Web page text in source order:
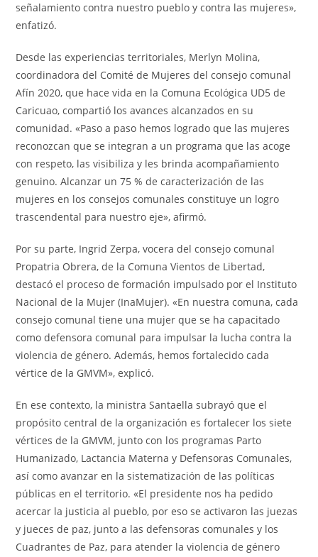
señalamiento contra nuestro pueblo y contra las mujeres»,
enfatizó.
Desde las experiencias territoriales, Merlyn Molina,
coordinadora del Comité de Mujeres del consejo comunal
Afín 2020, que hace vida en la Comuna Ecológica UD5 de
Caricuao, compartió los avances alcanzados en su
comunidad. «Paso a paso hemos logrado que las mujeres
reconozcan que se integran a un programa que las acoge
con respeto, las visibiliza y les brinda acompañamiento
genuino. Alcanzar un 75 % de caracterización de las
mujeres en los consejos comunales constituye un logro
trascendental para nuestro eje», afirmó.
Por su parte, Ingrid Zerpa, vocera del consejo comunal
Propatria Obrera, de la Comuna Vientos de Libertad,
destacó el proceso de formación impulsado por el Instituto
Nacional de la Mujer (InaMujer). «En nuestra comuna, cada
consejo comunal tiene una mujer que se ha capacitado
como defensora comunal para impulsar la lucha contra la
violencia de género. Además, hemos fortalecido cada
vértice de la GMVM», explicó.
En ese contexto, la ministra Santaella subrayó que el
propósito central de la organización es fortalecer los siete
vértices de la GMVM, junto con los programas Parto
Humanizado, Lactancia Materna y Defensoras Comunales,
así como avanzar en la sistematización de las políticas
públicas en el territorio. «El presidente nos ha pedido
acercar la justicia al pueblo, por eso se activaron las juezas
y jueces de paz, junto a las defensoras comunales y los
Cuadrantes de Paz, para atender la violencia de género